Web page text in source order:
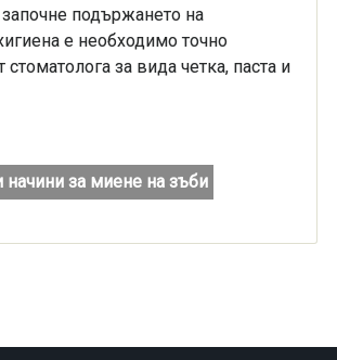
подържането на
е необходимо точно
стоматолога за вида четка, паста и
начини за миене на зъби